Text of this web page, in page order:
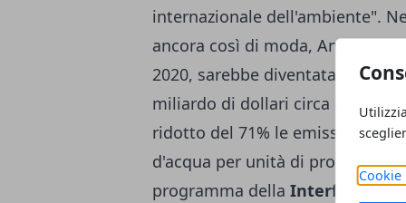
Cookie
internazionale dell'ambiente".
ancora così di moda,
2020, sarebbe diventata a
miliardo di dollari circa e, dal
ridotto del 71% le emissioni di
d'acqua per unità di produzione
programma della Interface Flor